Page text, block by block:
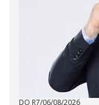
DO R7/06/08/2026